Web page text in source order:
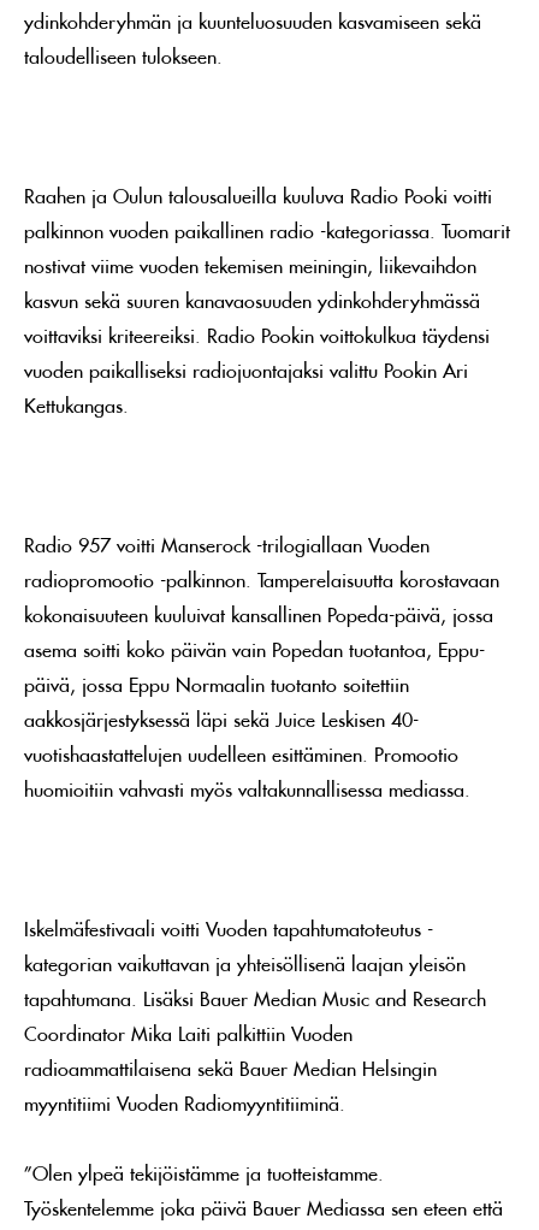
ydinkohderyhmän ja kuunteluosuuden kasvamiseen sekä
taloudelliseen tulokseen.
Raahen ja Oulun talousalueilla kuuluva Radio Pooki voitti
palkinnon vuoden paikallinen radio -kategoriassa. Tuomarit
nostivat viime vuoden tekemisen meiningin, liikevaihdon
kasvun sekä suuren kanavaosuuden ydinkohderyhmässä
voittaviksi kriteereiksi. Radio Pookin voittokulkua täydensi
vuoden paikalliseksi radiojuontajaksi valittu Pookin Ari
Kettukangas.
Radio 957 voitti Manserock -trilogiallaan Vuoden
radiopromootio -palkinnon. Tamperelaisuutta korostavaan
kokonaisuuteen kuuluivat kansallinen Popeda-päivä, jossa
asema soitti koko päivän vain Popedan tuotantoa, Eppu-
päivä, jossa Eppu Normaalin tuotanto soitettiin
aakkosjärjestyksessä läpi sekä Juice Leskisen 40-
vuotishaastattelujen uudelleen esittäminen. Promootio
huomioitiin vahvasti myös valtakunnallisessa mediassa.
Iskelmäfestivaali voitti Vuoden tapahtumatoteutus -
kategorian vaikuttavan ja yhteisöllisenä laajan yleisön
tapahtumana. Lisäksi Bauer Median Music and Research
Coordinator Mika Laiti palkittiin Vuoden
radioammattilaisena sekä Bauer Median Helsingin
myyntitiimi Vuoden Radiomyyntitiiminä.
”Olen ylpeä tekijöistämme ja tuotteistamme.
Työskentelemme joka päivä Bauer Mediassa sen eteen että